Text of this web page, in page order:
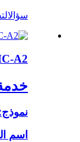
سؤال
A2
اسم